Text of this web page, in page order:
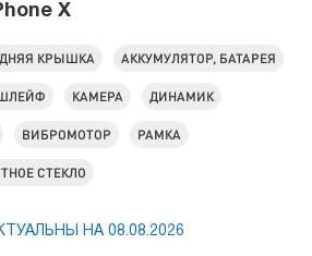
X
КРЫШКА АККУМУЛЯТОР, БАТАРЕЯ
КАМЕРА ДИНАМИК
ВИБРОМОТОР РАМКА
СТЕКЛО
НА 08.08.2026